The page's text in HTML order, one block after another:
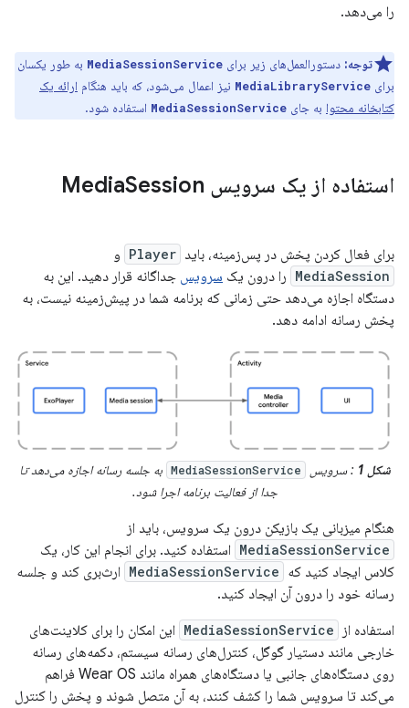
را می‌دهد.
توجه: دستورالعمل‌های زیر برای MediaSessionService به طور یکسان
برای MediaLibraryService نیز اعمال می‌شود، که باید هنگام ارائه یک
کتابخانه محتوا به جای MediaSessionService استفاده شود.
استفاده از یک سرویس Media Session
برای فعال کردن پخش در پس‌زمینه، باید Player و
MediaSession را درون یک سرویس جداگانه قرار دهید. این به
دستگاه اجازه می‌دهد حتی زمانی که برنامه شما در پیش‌زمینه نیست، به
پخش رسانه ادامه دهد.
شکل 1 : سرویس MediaSessionService به جلسه رسانه اجازه می‌دهد تا
جدا از فعالیت برنامه اجرا شود.
هنگام میزبانی یک بازیکن درون یک سرویس، باید از
MediaSessionService استفاده کنید. برای انجام این کار، یک
کلاس ایجاد کنید که MediaSessionService ارث‌بری کند و جلسه
رسانه خود را درون آن ایجاد کنید.
استفاده از
MediaSessionService این امکان را برای کلاینت‌های
خارجی مانند دستیار گوگل، کنترل‌های رسانه سیستم، دکمه‌های رسانه
روی دستگاه‌های جانبی یا دستگاه‌های همراه مانند Wear OS فراهم
می‌کند تا سرویس شما را کشف کنند، به آن متصل شوند و پخش را کنترل